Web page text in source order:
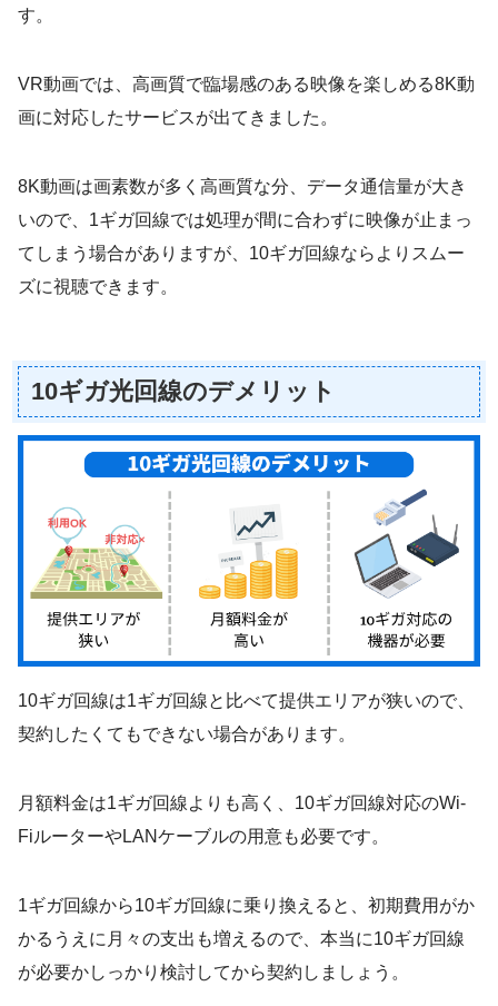
す。
VR動画では、高画質で臨場感のある映像を楽しめる8K動
画に対応したサービスが出てきました。
8K動画は画素数が多く高画質な分、データ通信量が大き
いので、1ギガ回線では処理が間に合わずに映像が止まっ
てしまう場合がありますが、10ギガ回線ならよりスムー
ズに視聴できます。
10ギガ光回線のデメリット
10ギガ回線は1ギガ回線と比べて提供エリアが狭いので、
契約したくてもできない場合があります。
月額料金は1ギガ回線よりも高く、10ギガ回線対応のWi-
FiルーターやLANケーブルの用意も必要です。
1ギガ回線から10ギガ回線に乗り換えると、初期費用がか
かるうえに月々の支出も増えるので、本当に10ギガ回線
が必要かしっかり検討してから契約しましょう。